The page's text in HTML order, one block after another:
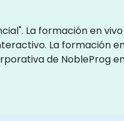
La formación en
La formación
de NobleProg